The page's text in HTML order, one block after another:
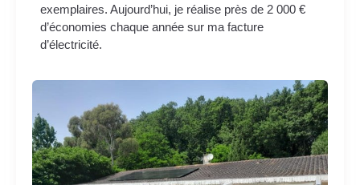
exemplaires. Aujourd’hui, je réalise près de 2 000 €
d’économies chaque année sur ma facture
d’électricité.